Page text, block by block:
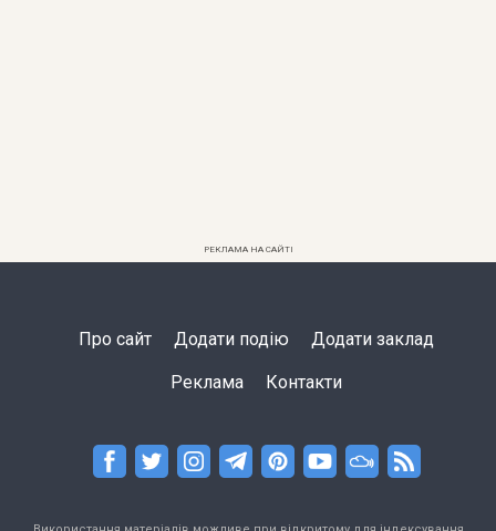
РЕКЛАМА НА САЙТІ
Про сайт Додати подію Додати заклад
Реклама Контакти